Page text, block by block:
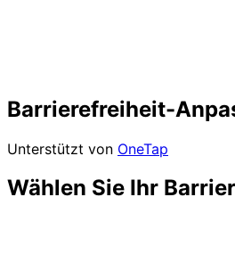
Barrierefreiheit-
Unterstützt von OneTap
Wählen Sie Ihr